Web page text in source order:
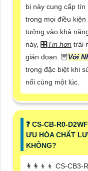
bị này cung cấp tín
trong mọi điều
tưởng vào khả
này, 🎛Tin hơn trải
gián đoạn. 🦉Với
trọng đặc biệt khi
nối cùng một lúc.
️❓ CS-CB-R0-
ƯU HÓA CHẤT
KHÔNG?
👩‍👩‍👦‍👦 CS-CB3-